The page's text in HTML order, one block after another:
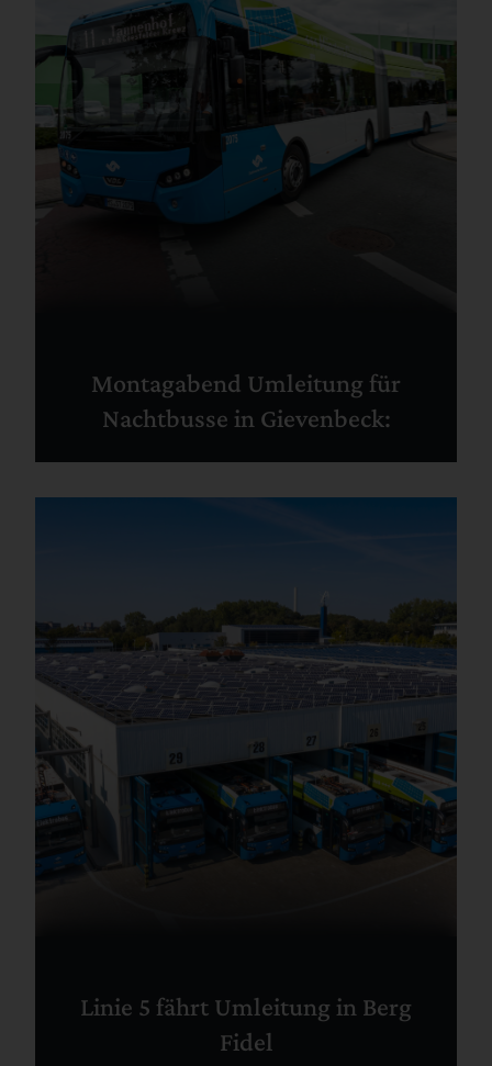
Montagabend Umleitung für
Nachtbusse in Gievenbeck:
Linie 5 fährt Umleitung in Berg
Fidel